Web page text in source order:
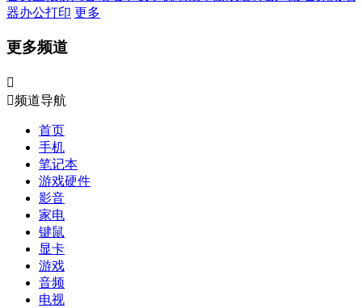
器办公打印 更多
更多频道

频道导航
首页
手机
笔记本
游戏硬件
影音
家电
键鼠
显卡
游戏
音频
电视